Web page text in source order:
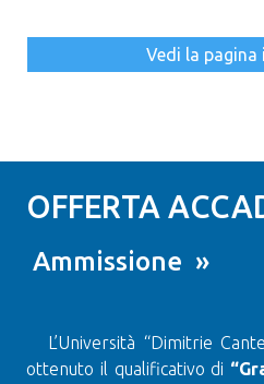
Vedi la pagina
OFFERTA
Ammissione »
L’Università “Dimitrie
ottenuto il qualificativo di